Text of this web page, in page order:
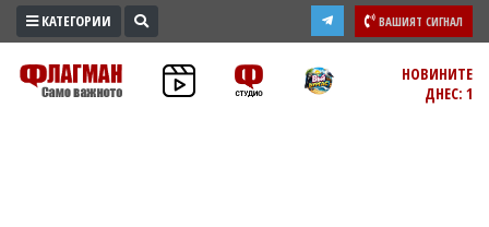
ПРОМО
ЗОНА
КАТЕГОРИИ ВАШИЯТ СИГНАЛ
НОВИНИТЕ
ДНЕС: 1